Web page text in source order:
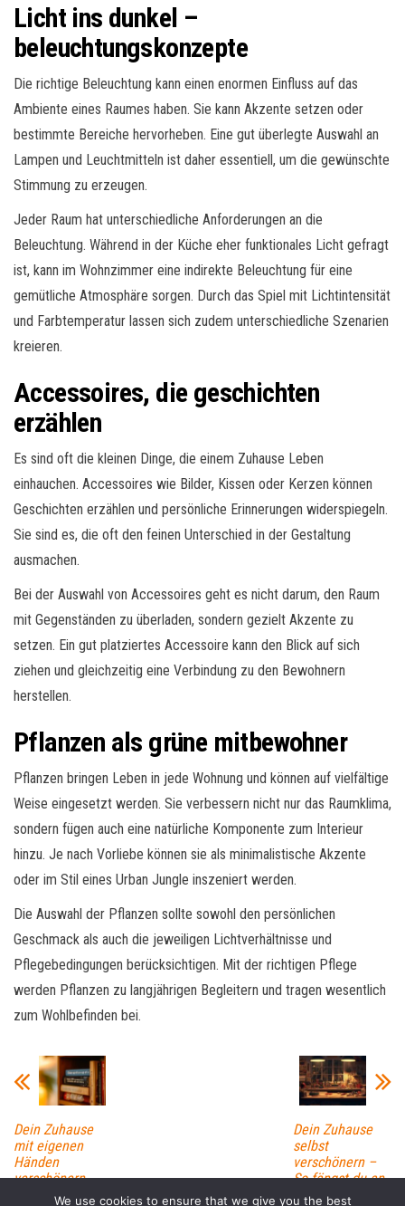
Licht ins dunkel –
beleuchtungskonzepte
Die richtige Beleuchtung kann einen enormen Einfluss auf das
Ambiente eines Raumes haben. Sie kann Akzente setzen oder
bestimmte Bereiche hervorheben. Eine gut überlegte Auswahl an
Lampen und Leuchtmitteln ist daher essentiell, um die gewünschte
Stimmung zu erzeugen.
Jeder Raum hat unterschiedliche Anforderungen an die
Beleuchtung. Während in der Küche eher funktionales Licht gefragt
ist, kann im Wohnzimmer eine indirekte Beleuchtung für eine
gemütliche Atmosphäre sorgen. Durch das Spiel mit Lichtintensität
und Farbtemperatur lassen sich zudem unterschiedliche Szenarien
kreieren.
Accessoires, die geschichten
erzählen
Es sind oft die kleinen Dinge, die einem Zuhause Leben
einhauchen. Accessoires wie Bilder, Kissen oder Kerzen können
Geschichten erzählen und persönliche Erinnerungen widerspiegeln.
Sie sind es, die oft den feinen Unterschied in der Gestaltung
ausmachen.
Bei der Auswahl von Accessoires geht es nicht darum, den Raum
mit Gegenständen zu überladen, sondern gezielt Akzente zu
setzen. Ein gut platziertes Accessoire kann den Blick auf sich
ziehen und gleichzeitig eine Verbindung zu den Bewohnern
herstellen.
Pflanzen als grüne mitbewohner
Pflanzen bringen Leben in jede Wohnung und können auf vielfältige
Weise eingesetzt werden. Sie verbessern nicht nur das Raumklima,
sondern fügen auch eine natürliche Komponente zum Interieur
hinzu. Je nach Vorliebe können sie als minimalistische Akzente
oder im Stil eines Urban Jungle inszeniert werden.
Die Auswahl der Pflanzen sollte sowohl den persönlichen
Geschmack als auch die jeweiligen Lichtverhältnisse und
Pflegebedingungen berücksichtigen. Mit der richtigen Pflege
werden Pflanzen zu langjährigen Begleitern und tragen wesentlich
zum Wohlbefinden bei.
Dein Zuhause
mit eigenen
Händen
verschönern
Dein Zuhause
selbst
verschönern –
So fängst du an
We use cookies to ensure that we give you the best